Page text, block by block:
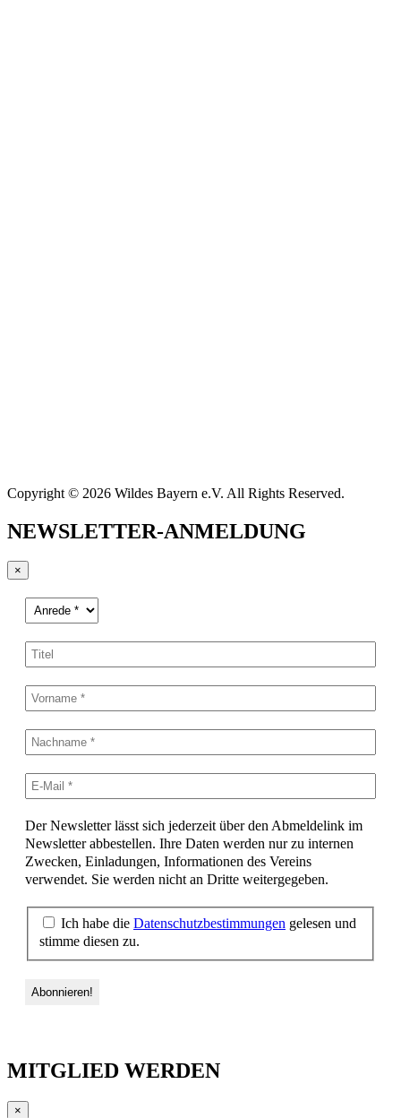
Copyright © 2026 Wildes Bayern e.V. All Rights Reserved.
NEWSLETTER-ANMELDUNG
×
Der Newsletter lässt sich jederzeit über den Abmeldelink im
Newsletter abbestellen. Ihre Daten werden nur zu internen
Zwecken, Einladungen, Informationen des Vereins
verwendet. Sie werden nicht an Dritte weitergegeben.
Ich habe die Datenschutzbestimmungen gelesen und
stimme diesen zu.
MITGLIED WERDEN
×